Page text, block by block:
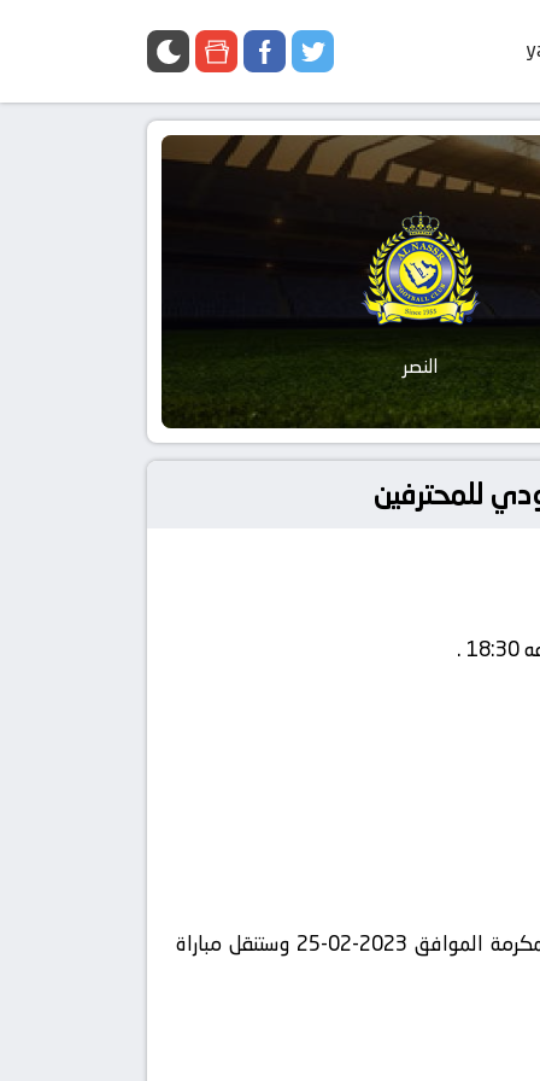
النصر
متابعة مباراة ضمك و النصر وذلك مع انطلاقة صافرة البداية المقرر لها في تمام الساعة 18:30 بتوقيت مكة المكرمة الموافق 2023-02-25 وستنقل مباراة